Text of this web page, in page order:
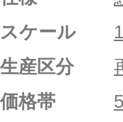
スケール
生産区分
価格帯